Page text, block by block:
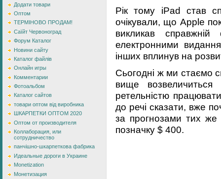
Додати товари
Оптом
ТЕРМІНОВО ПРОДАМ!
Саїйт Червоноград
Форум Каталог
Новини сайту
Каталог файлів
Онлайн игры
Комментарии
Фотоальбом
Каталог сайтов
товари оптом від виробника
ШКАРПЕТКИ ОПТОМ 2020
Оптом от производителя
Коллаборация, или
сотрудничество
панчішно-шкарпеткова фабрика
Идеальные дороги в Украине
Monetization
Монетизация
Рік тому iPad став
очікували, що Apple
викликав
електронними
інших вплинув на
Сьогодні ж ми стаємо
вище
ретельністю
до речі сказати, вже
за прогнозами тих же
позначку $ 400.